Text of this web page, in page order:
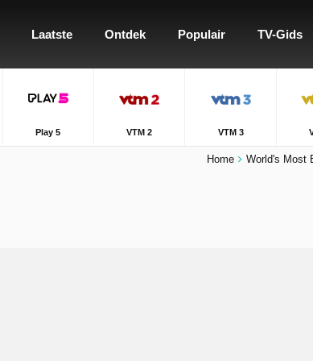
Laatste Ontdek Populair TV-Gids
Play 5 VTM 2 VTM 3
Home World's Most